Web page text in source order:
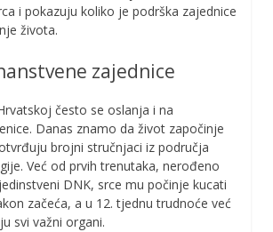
i pokazuju koliko je podrška zajednice
života.
zajednice
često se oslanja i na
Danas znamo da život započinje
brojni stručnjaci iz područja
Već od prvih trenutaka, nerođeno
DNK, srce mu počinje kucati
začeća, a u 12. tjednu trudnoće već
svi važni organi.